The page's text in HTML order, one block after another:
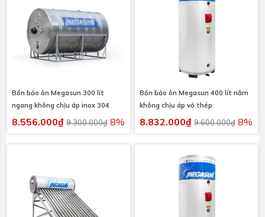
Bồn bảo ôn Megasun 300 lít
ngang không chịu áp inox 304
8.556.000₫ 9.300.000₫ 8%
Bồn bảo ôn Megasun 400 lít nằm
không chịu áp vỏ thép
8.832.000₫ 9.600.000₫ 8%